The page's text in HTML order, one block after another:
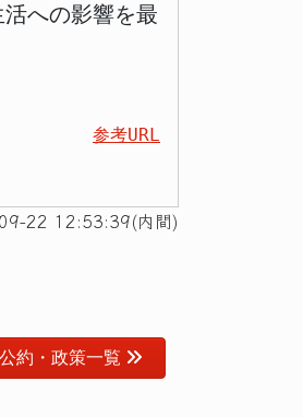
への影響を最
参考URL
22 12:53:39(内間)
約・政策一覧